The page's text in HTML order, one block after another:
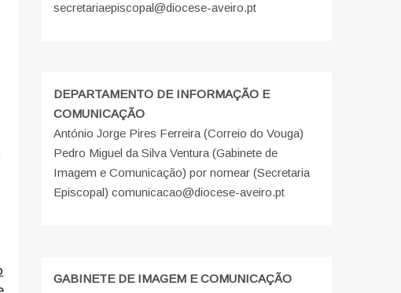
secretariaepiscopal@diocese-aveiro.pt
DEPARTAMENTO DE INFORMAÇÃO E
COMUNICAÇÃO
António Jorge Pires Ferreira (Correio do Vouga)
Pedro Miguel da Silva Ventura (Gabinete de
Imagem e Comunicação) por nomear (Secretaria
Episcopal) comunicacao@diocese-aveiro.pt
GABINETE DE IMAGEM E COMUNICAÇÃO